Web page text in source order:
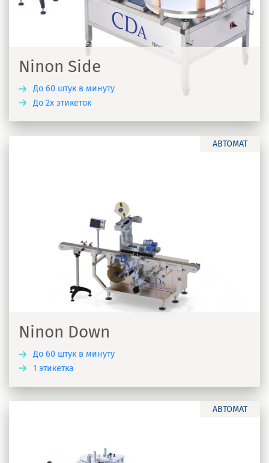
Ninon Side
До 60 штук в минуту
До 2х этикеток
АВТОМАТ
Ninon Down
До 60 штук в минуту
1 этикетка
АВТОМАТ